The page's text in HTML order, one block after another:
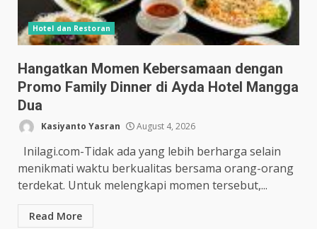
Hotel dan Restoran
Hangatkan Momen Kebersamaan dengan
Promo Family Dinner di Ayda Hotel Mangga
Dua
Kasiyanto Yasran August 4, 2026
Inilagi.com-Tidak ada yang lebih berharga selain
menikmati waktu berkualitas bersama orang-orang
terdekat. Untuk melengkapi momen tersebut,...
Read More